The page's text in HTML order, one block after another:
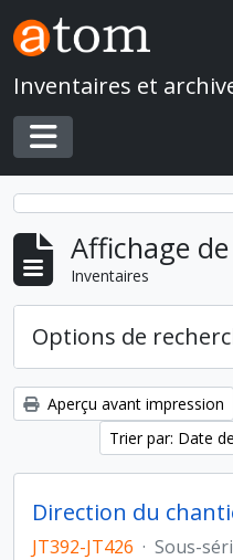
Skip to main content
Inventaires et
Toggle navigation
Affichage
Inventaires
Options de
Aperçu avant impression
Trier par: Date
JT392-JT426 · Sous-